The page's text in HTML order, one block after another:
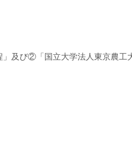
及び②「国立大学法人東京農工